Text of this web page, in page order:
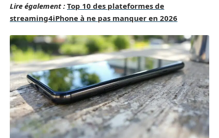
Lire également : Top 10 des plateformes de
streaming4iPhone à ne pas manquer en 2026